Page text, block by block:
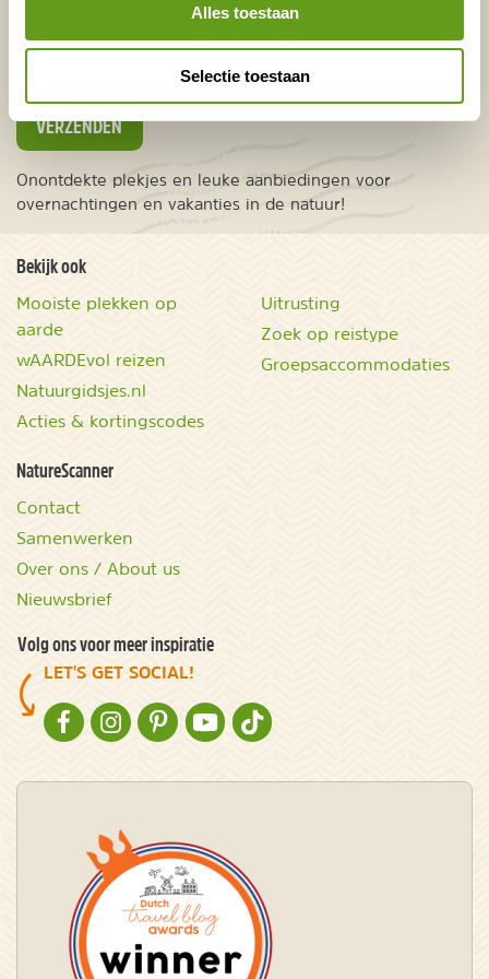
Alles toestaan
Selectie toestaan
VERZENDEN
Onontdekte plekjes en leuke aanbiedingen voor
overnachtingen en vakanties in de natuur!
Bekijk ook
Mooiste plekken op
aarde
wAARDEvol reizen
Natuurgidsjes.nl
Acties & kortingscodes
Uitrusting
Zoek op reistype
Groepsaccommodaties
NatureScanner
Contact
Samenwerken
Over ons / About us
Nieuwsbrief
Volg ons voor meer inspiratie
LET'S GET SOCIAL!
NATURESCANNER OP FACEBOOK
NATURESCANNER OP INSTAGRAM
NATURESCANNER OP PINTEREST
NATURESCANNER OP YOUTUBE
NATURESCANNER OP TIKTOK